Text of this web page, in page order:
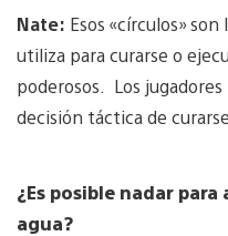
Nate: Esos «círculos»
utiliza para curarse o
poderosos. Los
decisión táctica de
¿Es posible nadar para
agua?